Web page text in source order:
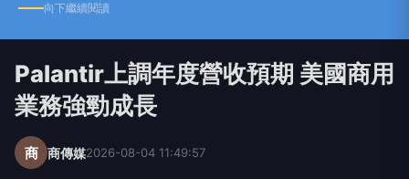
向下繼續閱讀
Palantir上調年度營收預期 美國商用
業務強勁成長
商 商傳媒2026-08-04 11:49:57